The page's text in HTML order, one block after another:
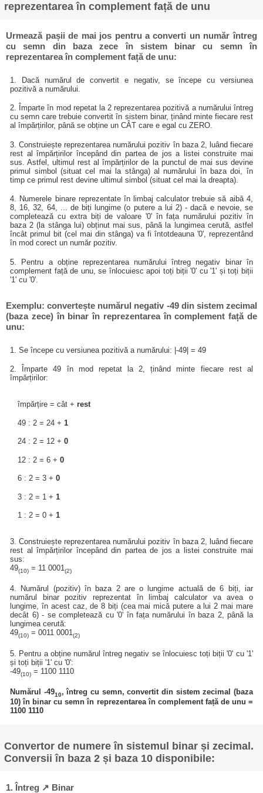
reprezentarea în complement față de unu
Urmează pașii de mai jos pentru a converti un număr întreg
cu semn din baza zece în sistem binar cu semn în
reprezentarea în complement față de unu:
1. Dacă numărul de convertit e negativ, se începe cu versiunea
pozitivă a numărului.
2. Împarte în mod repetat la 2 reprezentarea pozitivă a numărului întreg
cu semn care trebuie convertit în sistem binar, ținând minte fiecare rest
al împărțirilor, până se obține un CÂT care e egal cu ZERO.
3. Construiește reprezentarea numărului pozitiv în baza 2, luând fiecare
rest al împărțirilor începând din partea de jos a listei construite mai
sus. Astfel, ultimul rest al împărțirilor de la punctul de mai sus devine
primul simbol (situat cel mai la stânga) al numărului în baza doi, în
timp ce primul rest devine ultimul simbol (situat cel mai la dreapta).
4. Numerele binare reprezentate în limbaj calculator trebuie să aibă 4,
8, 16, 32, 64, ... de biți lungime (o putere a lui 2) - dacă e nevoie, se
completează cu extra biți de valoare '0' în fața numărului pozitiv în
baza 2 (la stânga lui) obținut mai sus, până la lungimea cerută, astfel
încât primul bit (cel mai din stânga) va fi întotdeauna '0', reprezentând
în mod corect un număr pozitiv.
5. Pentru a obține reprezentarea numărului întreg negativ binar în
complement față de unu, se înlocuiesc apoi toți biții '0' cu '1' și toți biții
'1' cu '0'.
Exemplu: convertește numărul negativ -49 din sistem zecimal
(baza zece) în binar în reprezentarea în complement față de
unu:
1. Se începe cu versiunea pozitivă a numărului: |-49| = 49
2. Împarte 49 în mod repetat la 2, ținând minte fiecare rest al
împărțirilor:
împărțire = cât + rest
49 : 2 = 24 + 1
24 : 2 = 12 + 0
12 : 2 = 6 + 0
6 : 2 = 3 + 0
3 : 2 = 1 + 1
1 : 2 = 0 + 1
3. Construiește reprezentarea numărului pozitiv în baza 2, luând fiecare
rest al împărțirilor începând din partea de jos a listei construite mai
sus:
49(10) = 11 0001(2)
4. Numărul (pozitiv) în baza 2 are o lungime actuală de 6 biți, iar
numărul binar pozitiv reprezentat în limbaj calculator va avea o
lungime, în acest caz, de 8 biți (cea mai mică putere a lui 2 mai mare
decât 6) - se completează cu '0' în fața numărului în baza 2, până la
lungimea cerută:
49(10) = 0011 0001(2)
5. Pentru a obține numărul întreg negativ se înlocuiesc toți biții '0' cu '1'
și toți biții '1' cu '0':
-49(10) = 1100 1110
Numărul -4910, întreg cu semn, convertit din sistem zecimal (baza
10) în binar cu semn în reprezentarea în complement față de unu =
1100 1110
Convertor de numere în sistemul binar și zecimal.
Conversii în baza 2 și baza 10 disponibile:
1. Întreg ↗ Binar